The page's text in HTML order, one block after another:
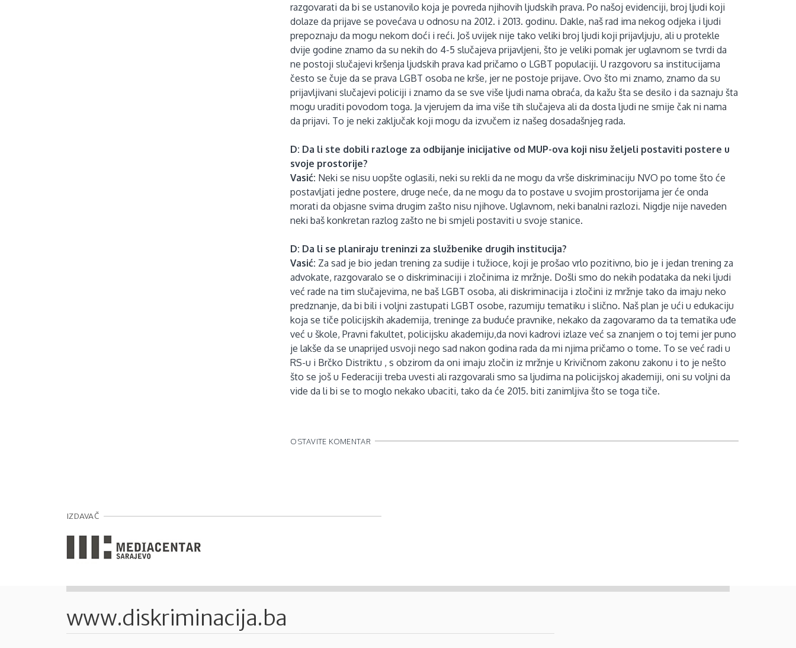
razgovarati da bi se ustanovilo koja je povreda njihovih ljudskih prava. Po našoj evidenciji, broj ljudi koji
dolaze da prijave se povećava u odnosu na 2012. i 2013. godinu. Dakle, naš rad ima nekog odjeka i ljudi
prepoznaju da mogu nekom doći i reći. Još uvijek nije tako veliki broj ljudi koji prijavljuju, ali u protekle
dvije godine znamo da su nekih do 4-5 slučajeva prijavljeni, što je veliki pomak jer uglavnom se tvrdi da
ne postoji slučajevi kršenja ljudskih prava kad pričamo o LGBT populaciji. U razgovoru sa institucijama
često se čuje da se prava LGBT osoba ne krše, jer ne postoje prijave. Ovo što mi znamo, znamo da su
prijavljivani slučajevi policiji i znamo da se sve više ljudi nama obraća, da kažu šta se desilo i da saznaju šta
mogu uraditi povodom toga. Ja vjerujem da ima više tih slučajeva ali da dosta ljudi ne smije čak ni nama
da prijavi. To je neki zaključak koji mogu da izvučem iz našeg dosadašnjeg rada.
D: Da li ste dobili razloge za odbijanje inicijative od MUP-ova koji nisu željeli postaviti postere u
svoje prostorije?
Vasić: Neki se nisu uopšte oglasili, neki su rekli da ne mogu da vrše diskriminaciju NVO po tome što će
postavljati jedne postere, druge neće, da ne mogu da to postave u svojim prostorijama jer će onda
morati da objasne svima drugim zašto nisu njihove. Uglavnom, neki banalni razlozi. Nigdje nije naveden
neki baš konkretan razlog zašto ne bi smjeli postaviti u svoje stanice.
D: Da li se planiraju treninzi za službenike drugih institucija?
Vasić: Za sad je bio jedan trening za sudije i tužioce, koji je prošao vrlo pozitivno, bio je i jedan trening za
advokate, razgovaralo se o diskriminaciji i zločinima iz mržnje. Došli smo do nekih podataka da neki ljudi
već rade na tim slučajevima, ne baš LGBT osoba, ali diskriminacija i zločini iz mržnje tako da imaju neko
predznanje, da bi bili i voljni zastupati LGBT osobe, razumiju tematiku i slično. Naš plan je ući u edukaciju
koja se tiče policijskih akademija, treninge za buduće pravnike, nekako da zagovaramo da ta tematika uđe
već u škole, Pravni fakultet, policijsku akademiju,da novi kadrovi izlaze već sa znanjem o toj temi jer puno
je lakše da se unaprijed usvoji nego sad nakon godina rada da mi njima pričamo o tome. To se već radi u
RS-u i Brčko Distriktu , s obzirom da oni imaju zločin iz mržnje u Krivičnom zakonu zakonu i to je nešto
što se još u Federaciji treba uvesti ali razgovarali smo sa ljudima na policijskoj akademiji, oni su voljni da
vide da li bi se to moglo nekako ubaciti, tako da će 2015. biti zanimljiva što se toga tiče.
OSTAVITE KOMENTAR
IZDAVAČ
www.diskriminacija.ba